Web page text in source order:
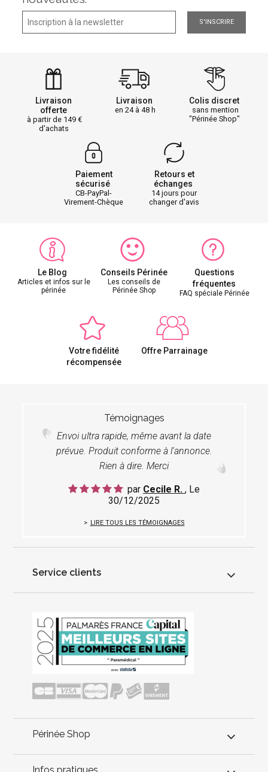
S'INSCRIRE
Livraison
offerte
à partir de 149
d'achats
Livraison
en 24 à 48 h
Colis discret
sans mention
"Périnée Shop"
Paiement
sécurisé
CB-PayPal-
Virement-Chèque
Retours et
échanges
14 jours pour
changer d'avis
Le Blog
Articles et infos sur le
périnée
Conseils Périnée
Les conseils de
Périnée Shop
Questions
fréquentes
FAQ spéciale Périnée
Votre fidélité
récompensée
Offre Parrainage
Témoignages
Envoi ultra rapide, même avant la date
prévue. Produit conforme à l'annonce.
Rien à dire. Merci
par Cecile R. , Le
30/12/2025
LIRE TOUS LES TÉMOIGNAGES
Service clients
Périnée Shop